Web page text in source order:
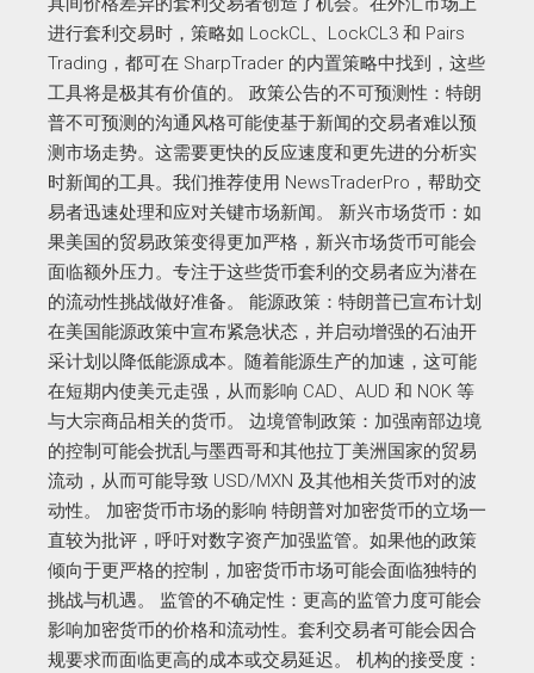
进行套利交易时，策略如 LockCL、LockCL3 和 Pairs
Trading，都可在 SharpTrader 的内置策略中找到，这些
工具将是极其有价值的。 政策公告的不可预测性：特朗
普不可预测的沟通风格可能使基于新闻的交易者难以预
测市场走势。这需要更快的反应速度和更先进的分析实
时新闻的工具。我们推荐使用 NewsTraderPro，帮助交
易者迅速处理和应对关键市场新闻。 新兴市场货币：如
果美国的贸易政策变得更加严格，新兴市场货币可能会
面临额外压力。专注于这些货币套利的交易者应为潜在
的流动性挑战做好准备。 能源政策：特朗普已宣布计划
在美国能源政策中宣布紧急状态，并启动增强的石油开
采计划以降低能源成本。随着能源生产的加速，这可能
在短期内使美元走强，从而影响 CAD、AUD 和 NOK 等
与大宗商品相关的货币。 边境管制政策：加强南部边境
的控制可能会扰乱与墨西哥和其他拉丁美洲国家的贸易
流动，从而可能导致 USD/MXN 及其他相关货币对的波
动性。 加密货币市场的影响 特朗普对加密货币的立场一
直较为批评，呼吁对数字资产加强监管。如果他的政策
倾向于更严格的控制，加密货币市场可能会面临独特的
挑战与机遇。 监管的不确定性：更高的监管力度可能会
影响加密货币的价格和流动性。套利交易者可能会因合
规要求而面临更高的成本或交易延迟。 机构的接受度：